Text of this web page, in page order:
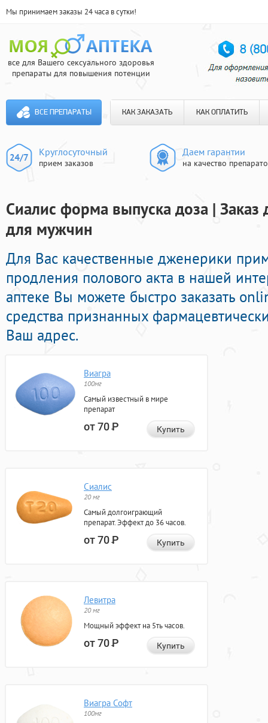
Мы принимаем заказы 24 часа в сутки!
все для Вашего сексуального здоровья
препараты для повышения потенции
ВСЕ ПРЕПАРАТЫ КАК ЗАКАЗАТЬ КАК ОПЛАТИТЬ
Круглосуточный
прием заказов
Даем гарантии
на качество
Сиалис форма выпуска доза |
для мужчин
Для Вас качественные дженерики
продления полового акта в нашей
аптеке Вы можете быстро заказать
средства признанных
Ваш адрес.
Виагра
100мг
Самый известный в мире
препарат
от 70Р Купить
Сиалис
20 мг
Самый долгоиграющий
препарат. Эффект до 36 часов.
от 70Р Купить
Левитра
20 мг
Мощный эффект на 5ть часов.
от 70Р Купить
Виагра Софт
100мг